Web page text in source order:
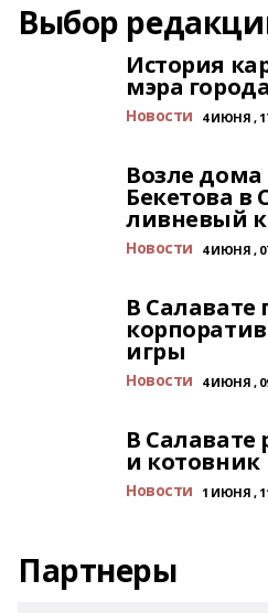
Выбор
История
мэра
Новости 4 ИЮНЯ ,
Возле
Бекетова в
ливневый
Новости 4 ИЮНЯ ,
В
игры
Новости 4 ИЮНЯ ,
В
и котовник
Новости 1 ИЮНЯ ,
Партнеры